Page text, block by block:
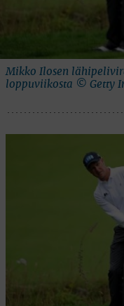
Mikko Ilosen
loppuviikosta © Getty